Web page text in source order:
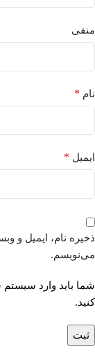
منفی
نام *
ایمیل *
ذخیره نام، ایمیل و
می‌نویسم.
شما باید وارد سیستم
کنید.